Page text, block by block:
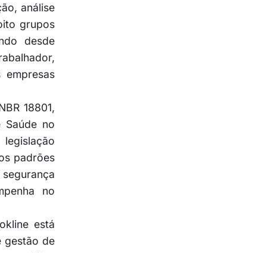
análise
grupos
desde
empresas
18801,
Saúde no
padrões
no
está
gestão de